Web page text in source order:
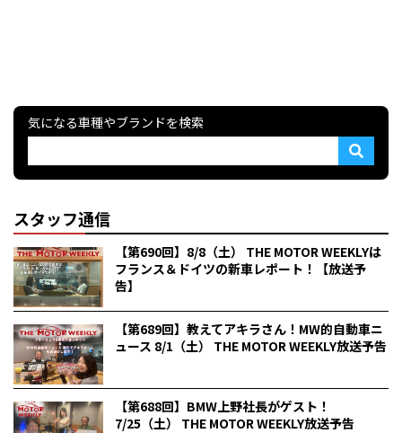
気になる車種やブランドを検索
スタッフ通信
【第690回】8/8（土） THE MOTOR WEEKLYは
フランス＆ドイツの新車レポート！【放送予
告】
【第689回】教えてアキラさん！MW的自動車ニ
ュース 8/1（土） THE MOTOR WEEKLY放送予告
【第688回】BMW上野社長がゲスト！
7/25（土） THE MOTOR WEEKLY放送予告